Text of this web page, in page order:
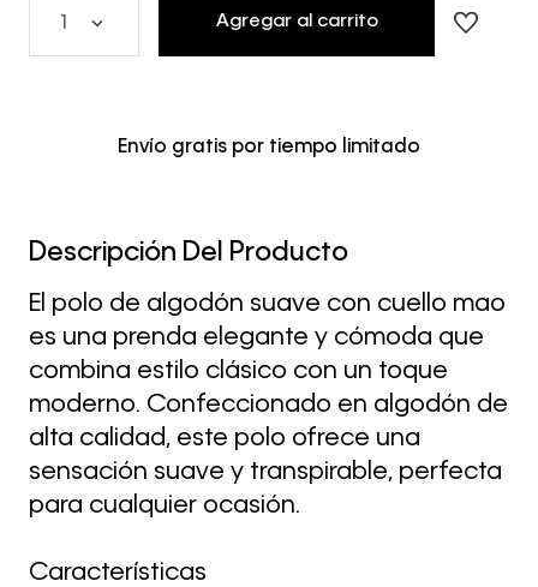
Agregar al carrito
Envío gratis por tiempo limitado
Descripción Del Producto
El polo de algodón suave con cuello mao
es una prenda elegante y cómoda que
combina estilo clásico con un toque
moderno. Confeccionado en algodón de
alta calidad, este polo ofrece una
sensación suave y transpirable, perfecta
para cualquier ocasión.
Características